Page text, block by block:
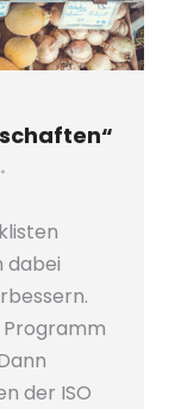
dabei
der ISO